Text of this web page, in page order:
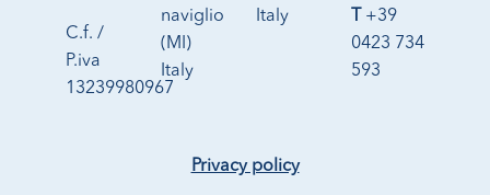
C.f. /
P.iva
13239980967
naviglio
(MI)
Italy
Italy
T +39
0423 734
593
Privacy policy